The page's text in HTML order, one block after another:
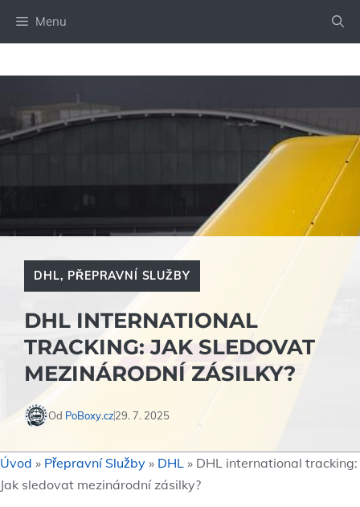
Menu
DHL, PŘEPRAVNÍ SLUŽBY
DHL INTERNATIONAL
TRACKING: JAK SLEDOVAT
MEZINÁRODNÍ ZÁSILKY?
Od PoBoxy.cz29. 7. 2025
Úvod » Přepravní Služby » DHL » DHL international tracking:
Jak sledovat mezinárodní zásilky?